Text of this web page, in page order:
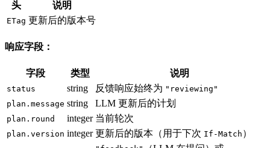
头 说明
ETag 更新后的版本号
响应字段：
字段 类型 说明
status string 反馈响应始终为 "reviewing"
plan.message string LLM 更新后的计划
plan.round integer 当前轮次
plan.version integer 更新后的版本（用于下次 If-Match ）